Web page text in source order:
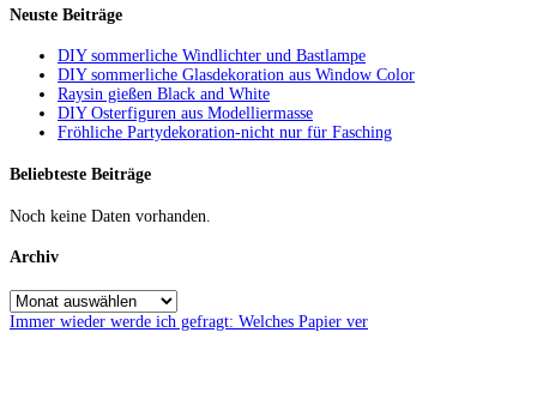
Neuste Beiträge
DIY sommerliche Windlichter und Bastlampe
DIY sommerliche Glasdekoration aus Window Color
Raysin gießen Black and White
DIY Osterfiguren aus Modelliermasse
Fröhliche Partydekoration-nicht nur für Fasching
Beliebteste Beiträge
Noch keine Daten vorhanden.
Archiv
Immer wieder werde ich gefragt: Welches Papier ver